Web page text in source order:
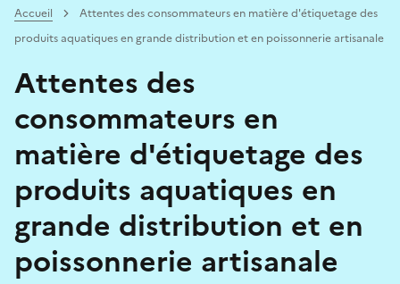
Accueil
Attentes des consommateurs en matière d'étiquetage des
produits aquatiques en grande distribution et en poissonnerie artisanale
Attentes des
consommateurs en
matière d'étiquetage des
produits aquatiques en
grande distribution et en
poissonnerie artisanale